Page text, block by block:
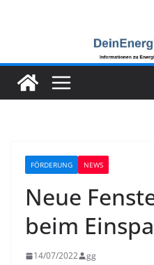
FÖRDERUNG NEWS
Neue
beim
14/07/2022 gg